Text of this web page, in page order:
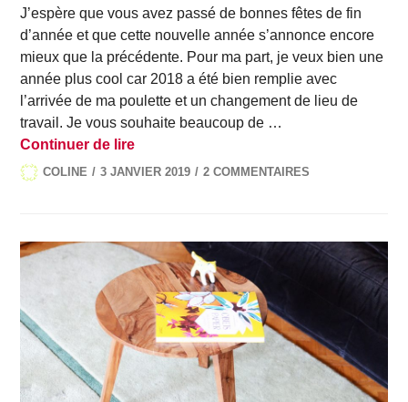
J’espère que vous avez passé de bonnes fêtes de fin
d’année et que cette nouvelle année s’annonce encore
mieux que la précédente. Pour ma part, je veux bien une
année plus cool car 2018 a été bien remplie avec
l’arrivée de ma poulette et un changement de lieu de
travail. Je vous souhaite beaucoup de …
Continuer de lireBonne année ! Lifestyle #55
COLINE 3 JANVIER 2019 2 COMMENTAIRES